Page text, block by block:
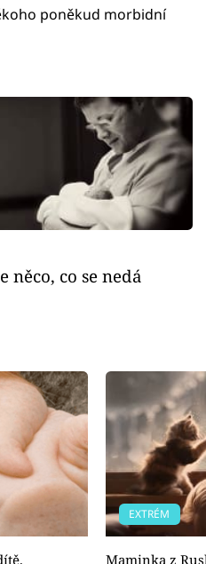
poněkud morbidní
co se nedá
EXTRÉM
Maminka z